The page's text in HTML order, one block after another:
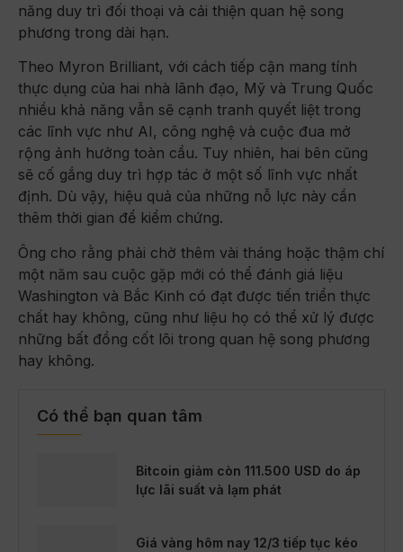
năng duy trì đối thoại và cải thiện quan hệ song
phương trong dài hạn.
Theo Myron Brilliant, với cách tiếp cận mang tính
thực dụng của hai nhà lãnh đạo, Mỹ và Trung Quốc
nhiều khả năng vẫn sẽ cạnh tranh quyết liệt trong
các lĩnh vực như AI, công nghệ và cuộc đua mở
rộng ảnh hưởng toàn cầu. Tuy nhiên, hai bên cũng
sẽ cố gắng duy trì hợp tác ở một số lĩnh vực nhất
định. Dù vậy, hiệu quả của những nỗ lực này cần
thêm thời gian để kiểm chứng.
Ông cho rằng phải chờ thêm vài tháng hoặc thậm chí
một năm sau cuộc gặp mới có thể đánh giá liệu
Washington và Bắc Kinh có đạt được tiến triển thực
chất hay không, cũng như liệu họ có thể xử lý được
những bất đồng cốt lõi trong quan hệ song phương
hay không.
Có thể bạn quan tâm
Bitcoin giảm còn 111.500 USD do áp
lực lãi suất và lạm phát
Giá vàng hôm nay 12/3 tiếp tục kéo